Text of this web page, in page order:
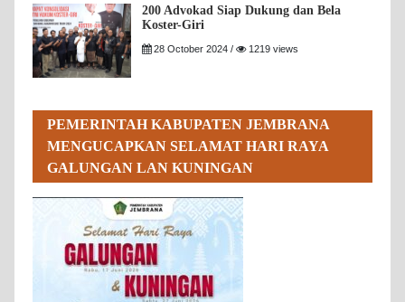
200 Advokad Siap Dukung dan Bela
Koster-Giri
28 October 2024 / 1219 views
PEMERINTAH KABUPATEN JEMBRANA
MENGUCAPKAN SELAMAT HARI RAYA
GALUNGAN LAN KUNINGAN